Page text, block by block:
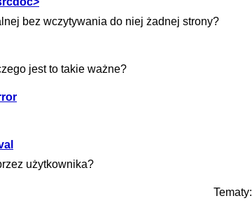
bez wczytywania do niej żadnej strony?
jest to takie ważne?
użytkownika?
Tematy: